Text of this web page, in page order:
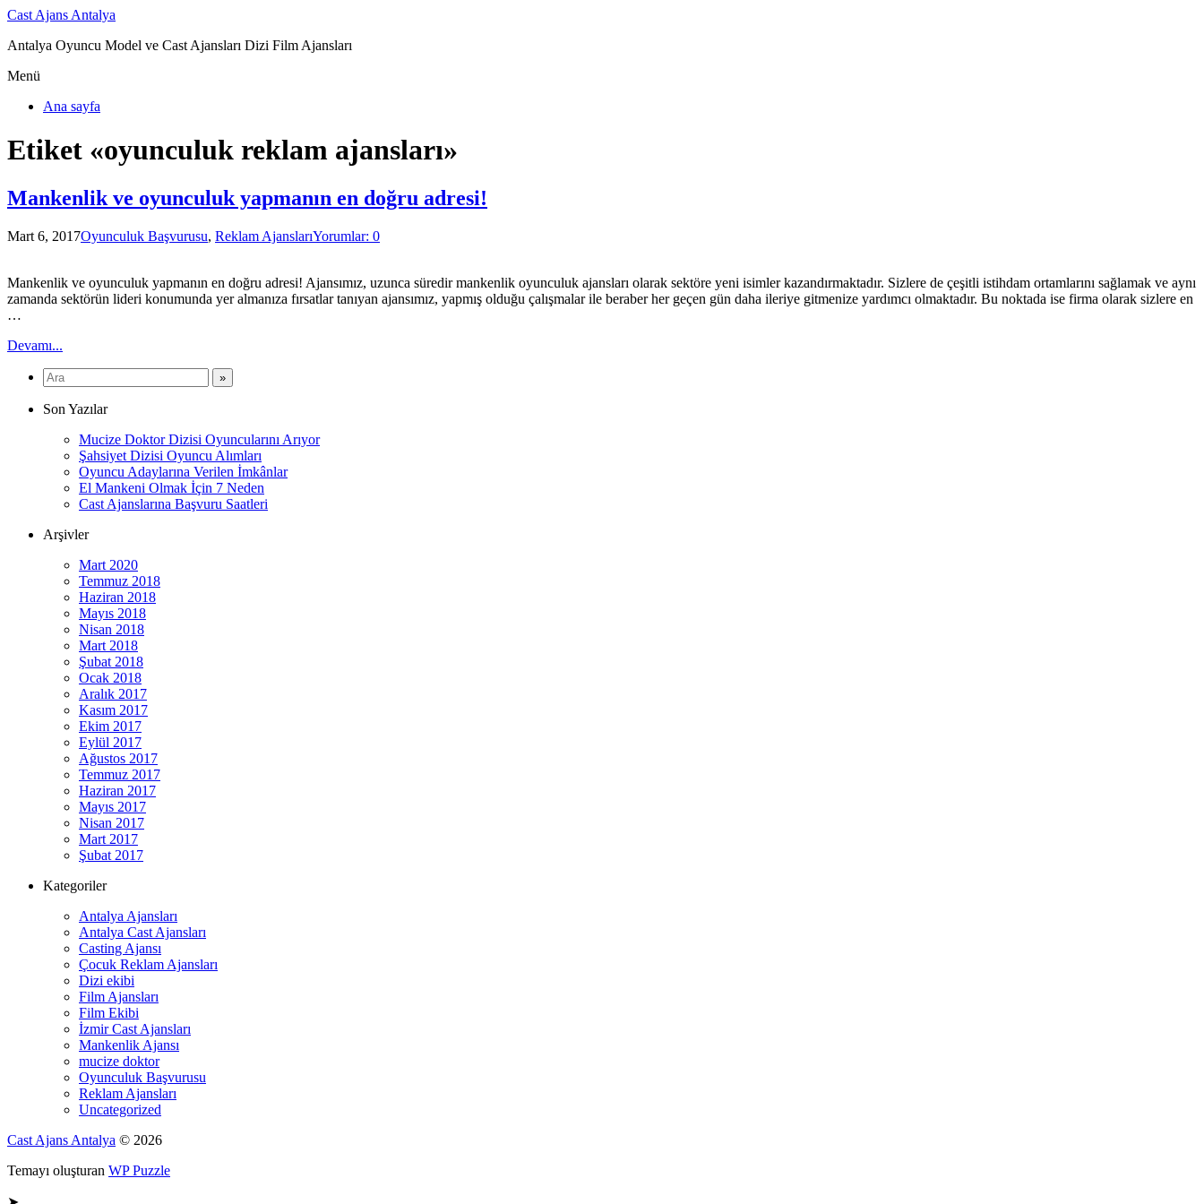
Cast Ajans Antalya
Antalya Oyuncu Model ve Cast Ajansları Dizi Film Ajansları
Menü
Ana sayfa
Etiket «oyunculuk reklam ajansları»
Mankenlik ve oyunculuk yapmanın en doğru adresi!
Mart 6, 2017Oyunculuk Başvurusu, Reklam AjanslarıYorumlar: 0
Mankenlik ve oyunculuk yapmanın en doğru adresi! Ajansımız, uzunca süredir mankenlik oyunculuk ajansları olarak sektöre yeni isimler kazandırmaktadır. Sizlere de çeşitli istihdam ortamlarını sağlamak ve aynı
zamanda sektörün lideri konumunda yer almanıza fırsatlar tanıyan ajansımız, yapmış olduğu çalışmalar ile beraber her geçen gün daha ileriye gitmenize yardımcı olmaktadır. Bu noktada ise firma olarak sizlere en
…
Devamı...
Son Yazılar
Mucize Doktor Dizisi Oyuncularını Arıyor
Şahsiyet Dizisi Oyuncu Alımları
Oyuncu Adaylarına Verilen İmkânlar
El Mankeni Olmak İçin 7 Neden
Cast Ajanslarına Başvuru Saatleri
Arşivler
Mart 2020
Temmuz 2018
Haziran 2018
Mayıs 2018
Nisan 2018
Mart 2018
Şubat 2018
Ocak 2018
Aralık 2017
Kasım 2017
Ekim 2017
Eylül 2017
Ağustos 2017
Temmuz 2017
Haziran 2017
Mayıs 2017
Nisan 2017
Mart 2017
Şubat 2017
Kategoriler
Antalya Ajansları
Antalya Cast Ajansları
Casting Ajansı
Çocuk Reklam Ajansları
Dizi ekibi
Film Ajansları
Film Ekibi
İzmir Cast Ajansları
Mankenlik Ajansı
mucize doktor
Oyunculuk Başvurusu
Reklam Ajansları
Uncategorized
Cast Ajans Antalya © 2026
Temayı oluşturan WP Puzzle